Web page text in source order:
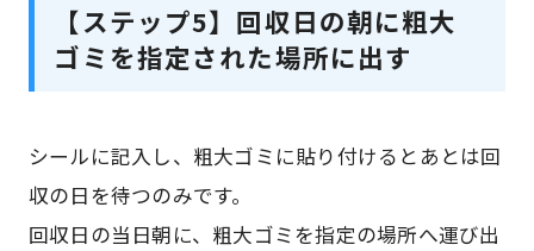
【ステップ5】回収日の朝に粗大
ゴミを指定された場所に出す
シールに記入し、粗大ゴミに貼り付けるとあとは回
収の日を待つのみです。
回収日の当日朝に、粗大ゴミを指定の場所へ運び出